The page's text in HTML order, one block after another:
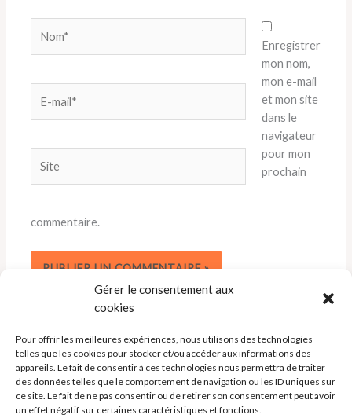
Gérer le consentement aux
cookies
Pour offrir les meilleures expériences, nous utilisons des technologies
telles que les cookies pour stocker et/ou accéder aux informations des
appareils. Le fait de consentir à ces technologies nous permettra de traiter
des données telles que le comportement de navigation ou les ID uniques sur
ce site. Le fait de ne pas consentir ou de retirer son consentement peut avoir
un effet négatif sur certaines caractéristiques et fonctions.
mail*
Enregistrer
mon nom,
mon e-mail
et mon site
dans le
navigateur
pour mon
prochain
commentaire.